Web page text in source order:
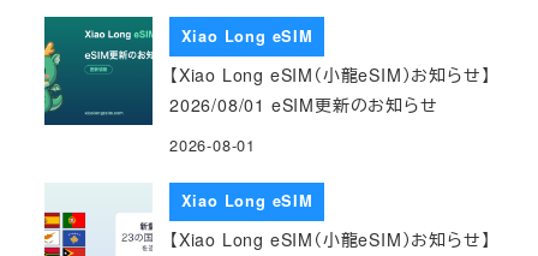
Xiao Long eSIM
【Xiao Long eSIM（小龍eSIM）お知らせ】
2026/08/01 eSIM更新のお知らせ
2026-08-01
Xiao Long eSIM
【Xiao Long eSIM（小龍eSIM）お知らせ】